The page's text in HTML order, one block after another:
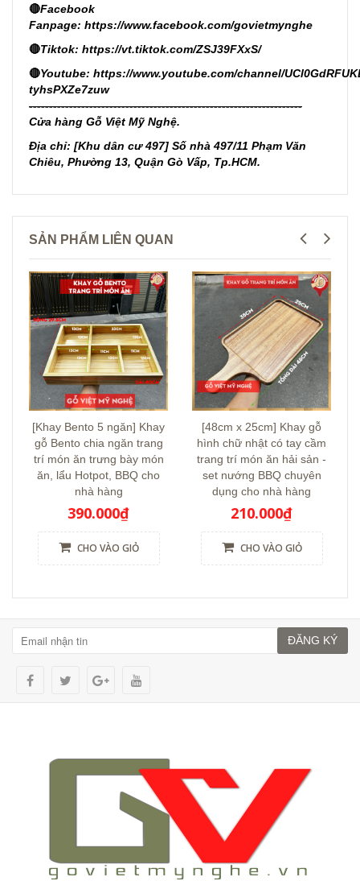
🔴Facebook
Fanpage: https://www.facebook.com/govietmynghe
🔴Tiktok: https://vt.tiktok.com/ZSJ39FXxS/
🔴Youtube: https://www.youtube.com/channel/
tyhsPXZe7zuw
--------------------------------------------------------------------
Cửa hàng Gỗ Việt Mỹ Nghệ.
Địa chỉ: [Khu dân cư 497] Số nhà 497/11 Phạm Văn
Chiêu, Phường 13, Quận Gò Vấp, Tp.HCM.
SẢN PHẨM LIÊN QUAN
[Khay Bento 5 ngăn] Khay
gỗ Bento chia ngăn trang
trí món ăn trưng bày món
ăn, lẩu Hotpot, BBQ cho
nhà hàng
390.000₫
CHO VÀO GIỎ
[48cm x 25cm] Khay gỗ
hình chữ nhật có tay cầm
trang trí món ăn hải sản -
set nướng BBQ chuyên
dụng cho nhà hàng
210.000₫
CHO VÀO GIỎ
ĐĂNG KÝ